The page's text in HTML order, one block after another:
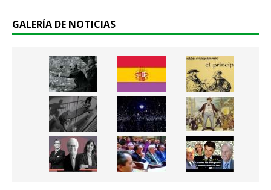
GALERÍA DE NOTICIAS